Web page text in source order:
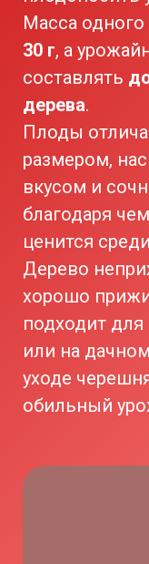
Масса одного
30 г, а
составлять
дерева.
Плоды
размером,
вкусом и
благодаря
ценится
Дерево
хорошо
подходит
или на
уходе
обильный